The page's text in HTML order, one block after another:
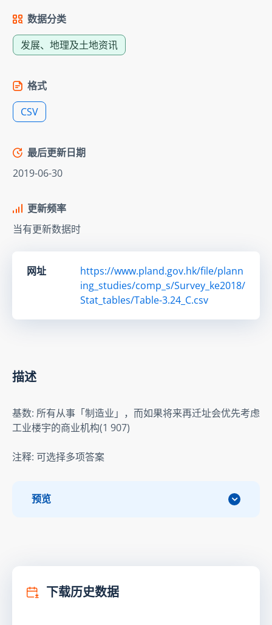
数据分类
发展、地理及土地资讯
格式
CSV
最后更新日期
2019-06-30
更新频率
当有更新数据时
网址
https://www.pland.gov.hk/file/plann
ing_studies/comp_s/Survey_ke2018/
Stat_tables/Table-3.24_C.csv
描述
基数: 所有从事「制造业」，而如果将来再迁址会优先考虑
工业楼宇的商业机构(1 907)
注释: 可选择多项答案
预览
下载历史数据